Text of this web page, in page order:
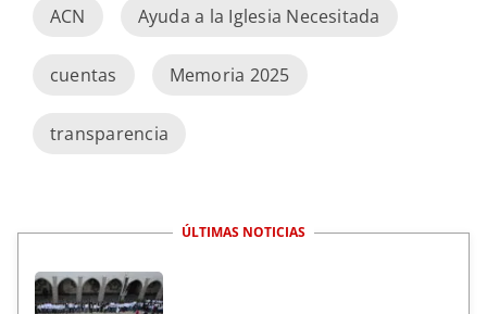
ACN Ayuda a la Iglesia Necesitada
cuentas Memoria 2025
transparencia
ÚLTIMAS NOTICIAS